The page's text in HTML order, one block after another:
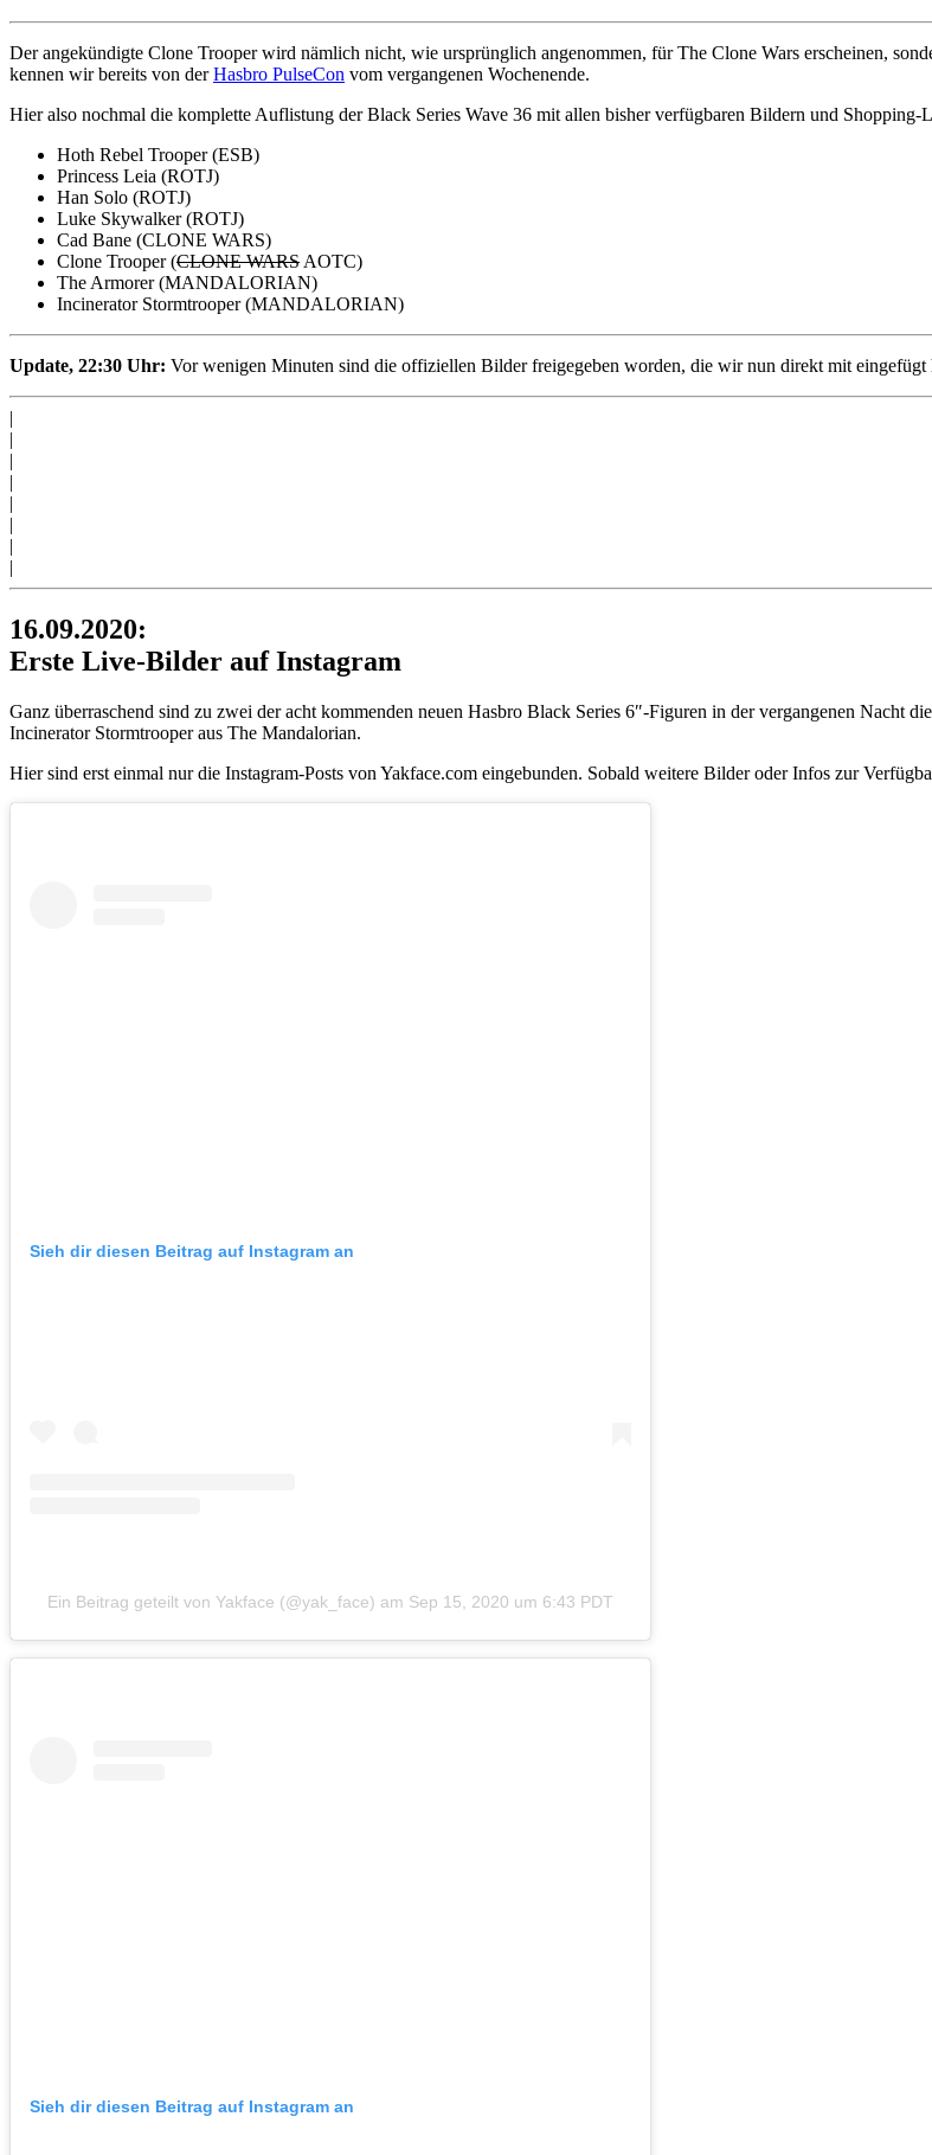
Der angekündigte Clone Trooper wird nämlich nicht, wie ursprünglich angenommen, für The Clone Wars erscheinen,
kennen wir bereits von derHasbro PulseCon vom vergangenen Wochenende.
Hier also nochmal die komplette Auflistung der Black Series Wave 36 mit allen bisher verfügbaren Bildern und Shopping-
Hoth Rebel Trooper (ESB)
Princess Leia (ROTJ)
Han Solo (ROTJ)
Luke Skywalker (ROTJ)
Cad Bane (CLONE WARS)
Clone Trooper (CLONE WARSAOTC)
The Armorer (MANDALORIAN)
Incinerator Stormtrooper (MANDALORIAN)
Update, 22:30 Uhr: Vor wenigen Minuten sind die offiziellen Bilder freigegeben worden, die wir nun direkt mit eingefügt
16.09.2020:
Erste Live-Bilder auf Instagram
Ganz überraschend sind zu zwei der acht kommenden neuen Hasbro Black Series 6″-Figuren in der vergangenen Nacht
Incinerator Stormtrooper aus The Mandalorian.
Hier sind erst einmal nur die Instagram-Posts von Yakface.com eingebunden. Sobald weitere Bilder oder Infos zur
Sieh dir diesen Beitrag auf Instagram an
Ein Beitrag geteilt von Yakface (@yak_face) am Sep 15, 2020 um 6:43 PDT
Sieh dir diesen Beitrag auf Instagram an